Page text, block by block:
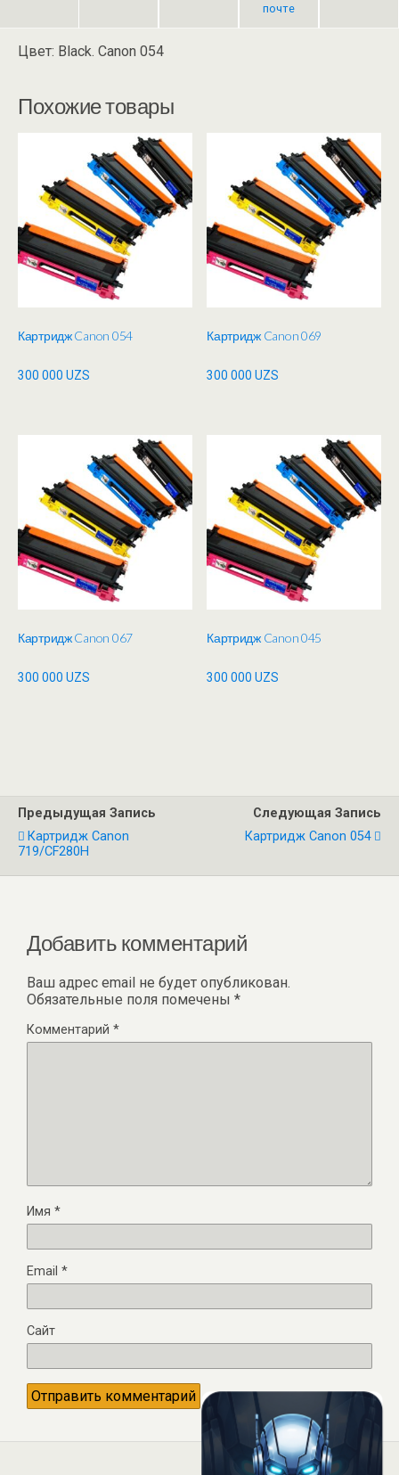
почте
Цвет: Black. Canon 054
Похожие товары
Картридж Canon 054
300 000 UZS
Картридж Canon 069
300 000UZS
Картридж Canon 067
300 000 UZS
Картридж Canon 045
300 000UZS
Предыдущая Запись
Картридж Canon
719/CF280H
Следующая Запись
Картридж Canon 054
Добавить комментарий
Ваш адрес email не будет опубликован.
Обязательные поля помечены *
Комментарий *
Имя *
Email *
Сайт